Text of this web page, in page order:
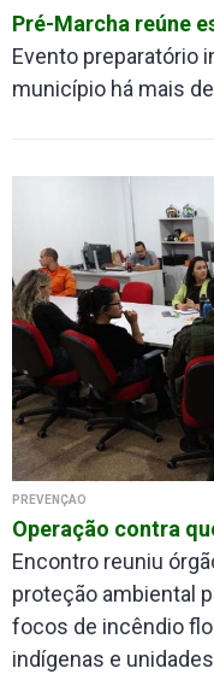
Pré-Marcha reúne
Evento preparatório
município há mais
PREVENÇÃO
Operação contra
Encontro reuniu
proteção ambiental
focos de incêndio
indígenas e